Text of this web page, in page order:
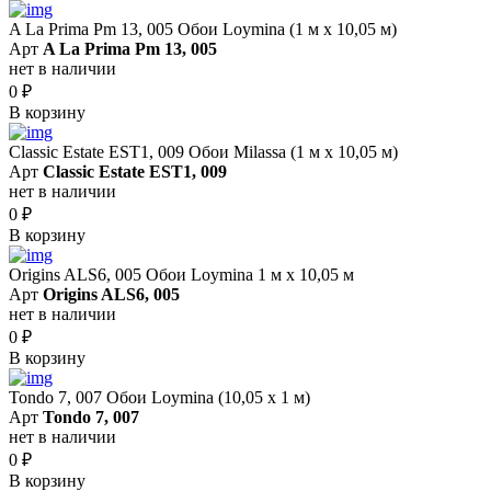
A La Prima Pm 13, 005 Обои Loymina (1 м х 10,05 м)
Арт A La Prima Pm 13, 005
нет в наличии
0 ₽
В корзину
Classic Estate EST1, 009 Обои Milassa (1 м х 10,05 м)
Арт Classic Estate EST1, 009
нет в наличии
0 ₽
В корзину
Origins ALS6, 005 Обои Loymina 1 м х 10,05 м
Арт Origins ALS6, 005
нет в наличии
0 ₽
В корзину
Tondo 7, 007 Обои Loymina (10,05 х 1 м)
Арт Tondo 7, 007
нет в наличии
0 ₽
В корзину